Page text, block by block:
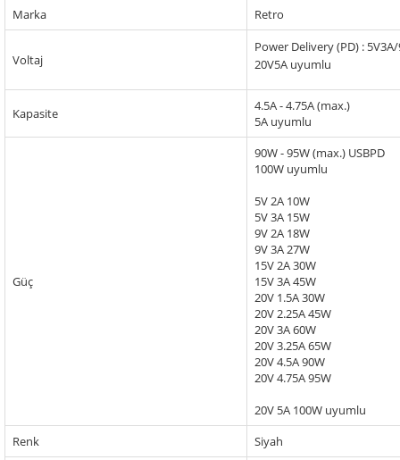
Marka Retro
Voltaj
Power Delivery (PD) :
20V5A uyumlu
Kapasite
4.5A - 4.75A (max.)
5A uyumlu
Güç
90W - 95W (max.) USBPD
100W uyumlu
5V 2A 10W
5V 3A 15W
9V 2A 18W
9V 3A 27W
15V 2A 30W
15V 3A 45W
20V 1.5A 30W
20V 2.25A 45W
20V 3A 60W
20V 3.25A 65W
20V 4.5A 90W
20V 4.75A 95W
20V 5A 100W uyumlu
Renk
Siyah